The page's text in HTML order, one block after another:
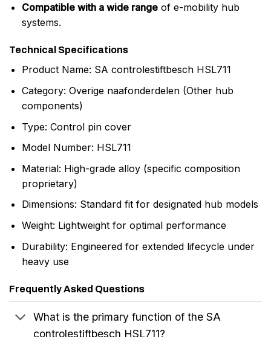
Compatible with a wide rangeof e-mobility hub
systems.
Technical Specifications
Product Name: SA controlestiftbesch HSL711
Category: Overige naafonderdelen (Other hub
components)
Type: Control pin cover
Model Number: HSL711
Material: High-grade alloy (specific composition
proprietary)
Dimensions: Standard fit for designated hub models
Weight: Lightweight for optimal performance
Durability: Engineered for extended lifecycle under
heavy use
Frequently Asked Questions
What is the primary function of the SA
controlestiftbesch HSL711?